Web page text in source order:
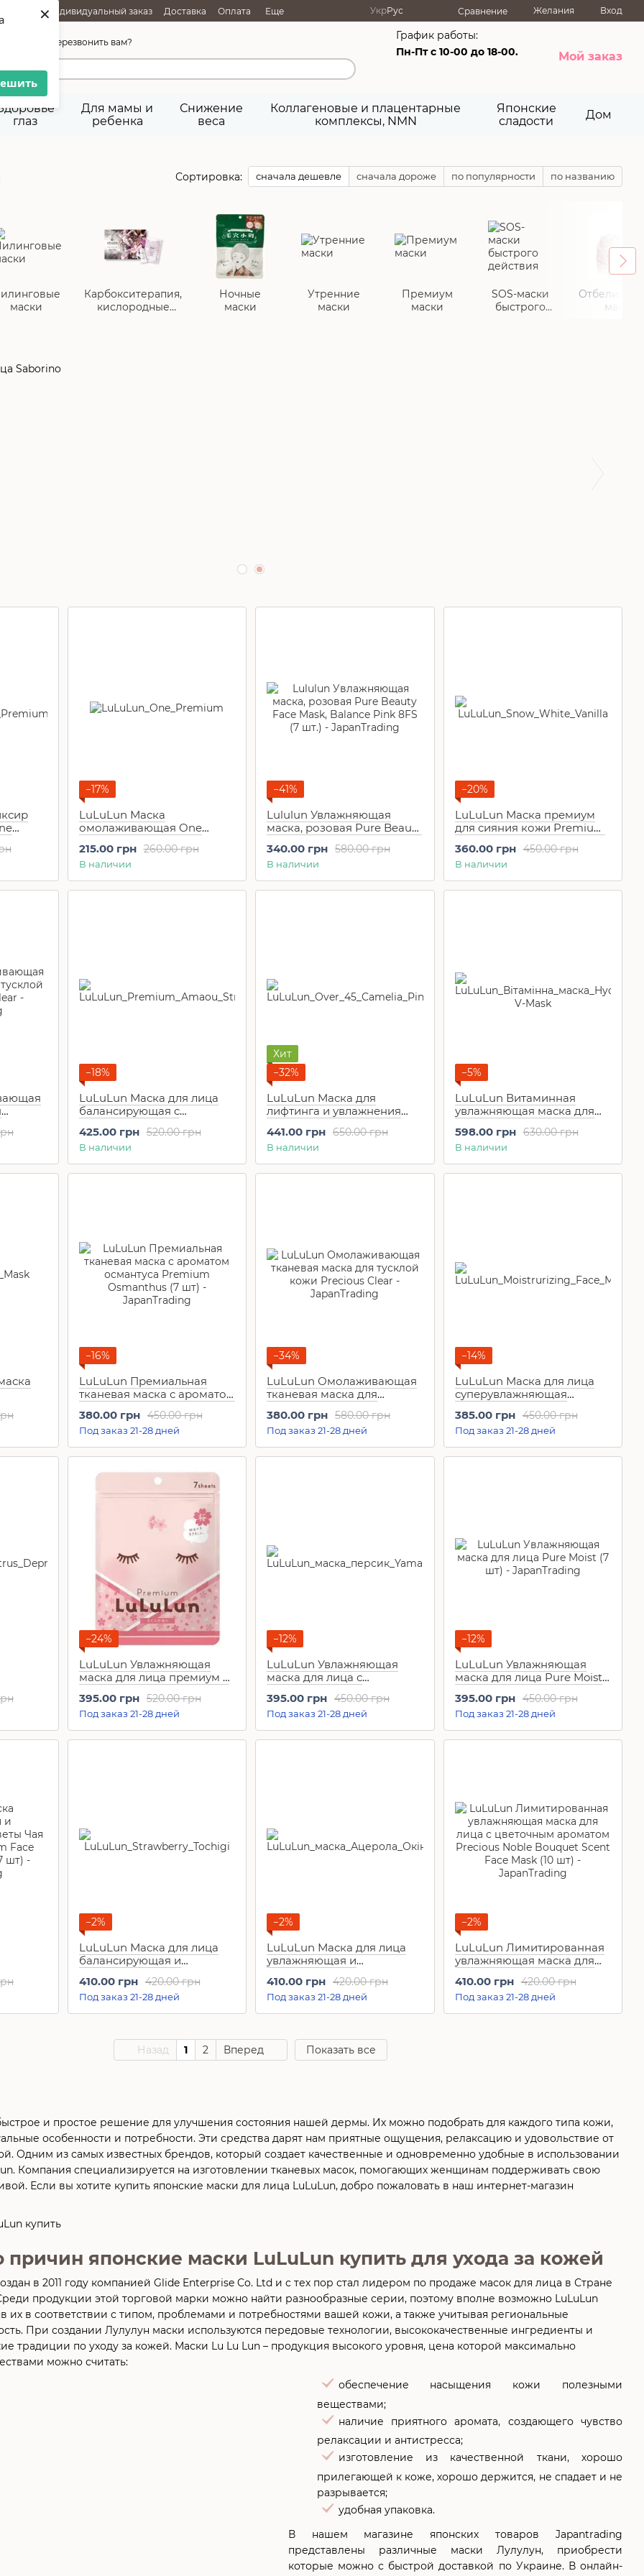
×Индивидуальный заказ Доставка Оплата Еще УкрРус Сравнение Желания Вход
92-29 Перезвонить вам?
График работы:
Пн-Пт с 10-00 до 18-00.
Мой заказ
глаз
Для мамы и
ребенка
Снижение
веса
Коллагеновые и плацентарные
комплексы, NMN
Японские
сладости
Дом
Сортировка: сначала дешевле сначала дороже по популярности по названию
маски
Карбокситерапия,
кислородные
Ночные
маски
Утренние
маски
Премиум
маски
SOS-маски
быстрого
маски
и простое решение для улучшения состояния нашей дермы. Их можно подобрать для каждого типа кожи,
особенности и потребности. Эти средства дарят нам приятные ощущения, релаксацию и удовольствие от
Одним из самых известных брендов, который создает качественные и одновременно удобные в использовании
Компания специализируется на изготовлении тканевых масок, помогающих женщинам поддерживать свою
Если вы хотите купить японские маски для лица LuLuLun, добро пожаловать в наш интернет-магазин
причин японские маски LuLuLun купить для ухода за кожей
в 2011 году компанией Glide Enterprise Co. Ltd и с тех пор стал лидером по продаже масок для лица в Стране
продукции этой торговой марки можно найти разнообразные серии, поэтому вполне возможно LuLuLun
их в соответствии с типом, проблемами и потребностями вашей кожи, а также учитывая региональные
При создании Лулулун маски используются передовые технологии, высококачественные ингредиенты и
традиции по уходу за кожей. Маски Lu Lu Lun – продукция высокого уровня, цена которой максимально
можно считать:
обеспечение насыщения кожи полезными
веществами;
наличие приятного аромата, создающего чувство
релаксации и антистресса;
изготовление из качественной ткани, хорошо
прилегающей к коже, хорошо держится, не спадает и не
разрывается;
удобная упаковка.
В нашем магазине японских товаров Japantrading
представлены различные маски Лулулун, приобрести
которые можно с быстрой доставкой по Украине. В онлайн-
−17%
LuLuLun Маска
омолаживающая One
260.00 грн
215.00 грн
В наличии
−41%
Lululun Увлажняющая
маска, розовая Pure Beauty
(7 шт.)
580.00 грн
340.00 грн
В наличии
−20%
LuLuLun Маска премиум
для сияния кожи Premium
450.00 грн
360.00 грн
В наличии
−18%
LuLuLun Маска для лица
балансирующая c
Premium Amaou
Strawberries (7шт)
520.00 грн
425.00 грн
В наличии
Хит
−32%
LuLuLun Маска для
лифтинга и увлажнения
Camelia Pink (7 шт)
650.00 грн
441.00 грн
В наличии
−5%
LuLuLun Витаминная
увлажняющая маска для
630.00 грн
598.00 грн
В наличии
−16%
LuLuLun Премиальная
тканевая маска с ароматом
Osmanthus (7 шт)
450.00 грн
380.00 грн
Под заказ 21-28 дней
−34%
LuLuLun Омолаживающая
тканевая маска для
(10 шт)
580.00 грн
380.00 грн
Под заказ 21-28 дней
−14%
LuLuLun Маска для лица
суперувлажняющая
Blue (7 шт)
450.00 грн
385.00 грн
Под заказ 21-28 дней
(7
−24%
LuLuLun Увлажняющая
маска для лица премиум с
Face Masks (7 шт)520.00 грн
395.00 грн
Под заказ 21-28 дней
−12%
LuLuLun Увлажняющая
маска для лица с
Premium Yamanashi Peach
(7 шт)
450.00 грн
395.00 грн
Под заказ 21-28 дней
−12%
LuLuLun Увлажняющая
маска для лица Pure Moist
450.00 грн
395.00 грн
Под заказ 21-28 дней
(7 шт)
−2%
LuLuLun Маска для лица
балансирующая и
Strawberry Tochigi (7 шт)
420.00 грн
410.00 грн
Под заказ 21-28 дней
−2%
LuLuLun Маска для лица
увлажняющая и
"Ацерола с о. Окинава"
Premium Acerola (7 шт)
420.00 грн
410.00 грн
Под заказ 21-28 дней
−2%
LuLuLun Лимитированная
увлажняющая маска для
ароматом Precious Noble
Bouquet Scent Face Mask
(10 шт)
420.00 грн
410.00 грн
Под заказ 21-28 дней
Назад 1 2 Вперед Показать все